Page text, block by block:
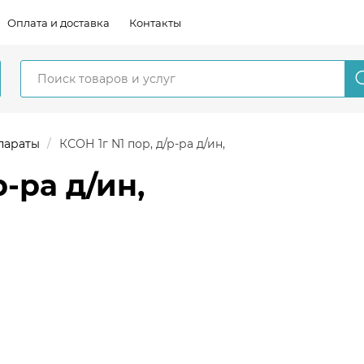
Оплата и доставка Контакты
КСОН 1г N1 пор, д/р-ра д/ин,
ра д/ин,